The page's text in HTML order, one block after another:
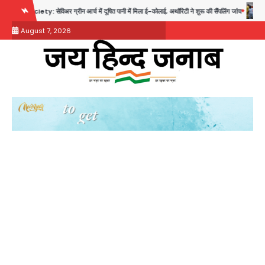
content
सेविअर ग्रीन आर्च में दूषित पानी में मिला ई-कोलाई, अथॉरिटी ने शुरू की सैंपलिंग जांच थाईलैंड के
August 7, 2026